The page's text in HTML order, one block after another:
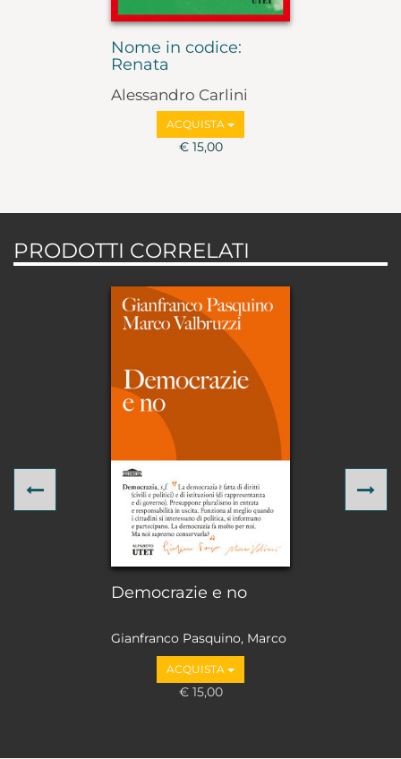
Nome in codice:
Renata
Alessandro Carlini
ACQUISTA
€ 15,00
PRODOTTI CORRELATI
Democrazie e no
Gianfranco Pasquino, Marco
Valbruzzi
ACQUISTA
€ 15,00
Previous